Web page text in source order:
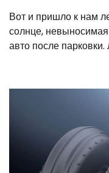
Вот и пришло к нам
солнце,
авто после